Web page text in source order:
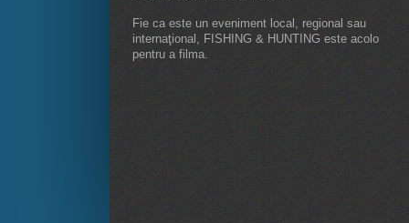
Fie ca este un eveniment local, regional sau
internaţional, FISHING & HUNTING este acolo
pentru a filma.